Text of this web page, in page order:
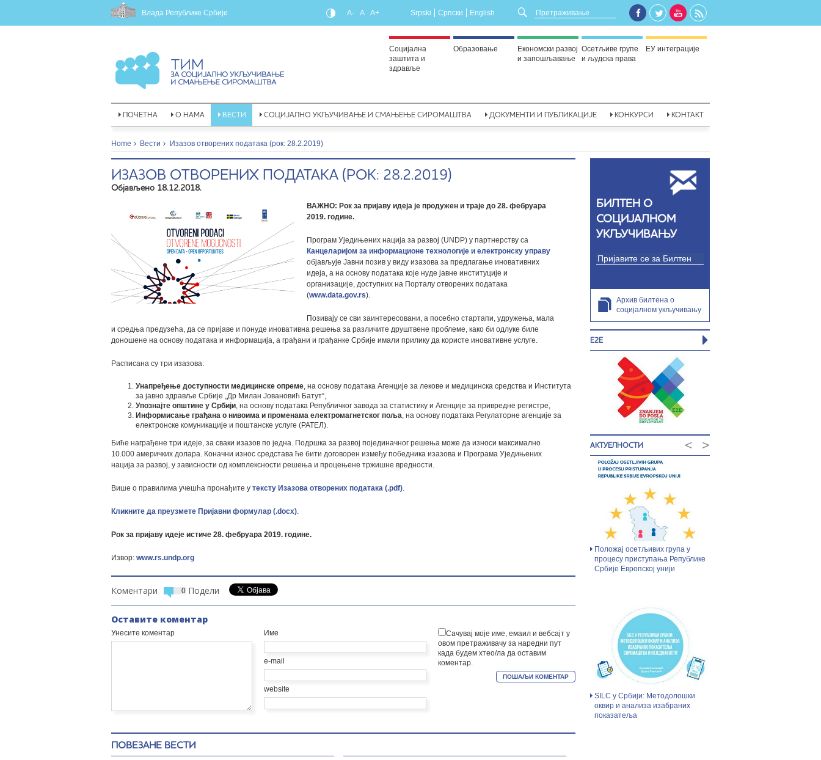
Влада Републике Србије A- A A+ Srpski Српски English
Социјална
заштита и
здравље
Образовање
Економски развој
и запошљавање
Осетљиве групе
и људска права
ЕУ интеграције
ПОЧЕТНА О НАМА ВЕСТИ СОЦИЈАЛНО УКЉУЧИВАЊЕ И СМАЊЕЊЕ СИРОМАШТВА ДОКУМЕНТИ И ПУБЛИКАЦИЈЕ КОНКУРСИ КОНТАКТ
Home Вести Изазов отворених података (рок: 28.2.2019)
ИЗАЗОВ ОТВОРЕНИХ ПОДАТАКА (РОК: 28.2.2019)
Објављено 18.12.2018.
ВАЖНО: Рок за пријаву идеја је продужен и траје до 28. фебруара
2019. године.
Програм Уједињених нација за развој (UNDP) у партнерству са
Канцеларијом за информационе технологије и електронску управу
објављује Јавни позив у виду изазова за предлагање иновативних
идеја, а на основу података које нуде јавне институције и
организације, доступних на Порталу отворених података
(www.data.gov.rs).
Позивају се сви заинтересовани, а посебно стартапи, удружења, мала
и средња предузећа, да се пријаве и понуде иновативна решења за различите друштвене проблеме, како би одлуке биле
доношене на основу података и информација, а грађани и грађанке Србије имали прилику да користе иновативне услуге.
Расписана су три изазова:
Унапређење доступности медицинске опреме, на основу података Агенције за лекове и медицинска средства и Института
за јавно здравље Србије „Др Милан Јовановић Батут“,
Упознајте општине у Србији, на основу података Републичког завода за статистику и Агенције за привредне регистре,
Информисање грађана о нивоима и променама електромагнетског поља, на основу података Регулаторне агенције за
електронске комуникације и поштанске услуге (РАТЕЛ).
Биће награђене три идеје, за сваки изазов по једна. Подршка за развој појединачног решења може да износи максимално
10.000 америчких долара. Коначни износ средстава ће бити договорен између победника изазова и Програма Уједињених
нација за развој, у зависности од комплексности решења и процењене тржишне вредности.
Више о правилима учешћа пронађите у тексту Изазова отворених података (.pdf).
Кликните да преузмете Пријавни формулар (.docx).
Рок за пријаву идеје истиче 28. фебруара 2019. године.
Извор: www.rs.undp.org
Коментари 0 Подели
Оставите коментар
Унесите коментар Име
e-mail
website
Сачувај моје име, емаил и вебсајт у
овом претраживачу за наредни пут
када будем хтео/ла да оставим
коментар.
ПОВЕЗАНЕ ВЕСТИ
БИЛТЕН О
СОЦИЈАЛНОМ
УКЉУЧИВАЊУ
Архив билтена о
социјалном укључивању
E2E
АКТУЕЛНОСТИ >
<
Положај осетљивих група у
процесу приступања Републике
Србије Европској унији
SILC у Србији: Методолошки
оквир и анализа изабраних
показатеља